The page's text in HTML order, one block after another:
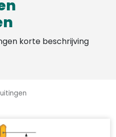
korte beschrijving